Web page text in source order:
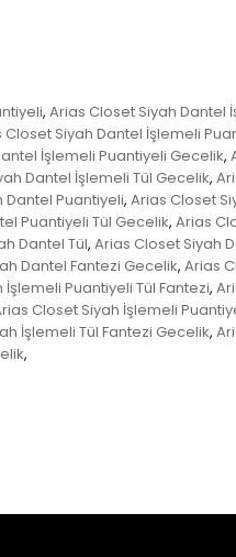
, Arias Closet Siyah Dantel
Closet Siyah Dantel İşlemeli
İşlemeli Puantiyeli Gecelik,
Dantel İşlemeli Tül Gecelik,
Dantel Puantiyeli, Arias Closet
Puantiyeli Tül Gecelik, Arias
Dantel Tül, Arias Closet Siyah
Dantel Fantezi Gecelik, Arias
Puantiyeli Tül Fantezi,
Closet Siyah İşlemeli
İşlemeli Tül Fantezi Gecelik,
,